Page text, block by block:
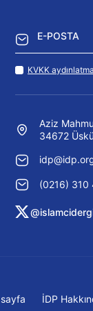
KVKK
Aziz
34672
(0216) 310
İDP